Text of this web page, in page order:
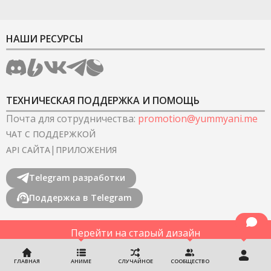
ГЛАВНАЯ АНИМЕ СЛУЧАЙНОЕ СООБЩЕСТВО
НАШИ РЕСУРСЫ
ТЕХНИЧЕСКАЯ ПОДДЕРЖКА И ПОМОЩЬ
Почта для сотрудничества: promotion@yummyani.me
ЧАТ С ПОДДЕРЖКОЙ
API САЙТА| ПРИЛОЖЕНИЯ
Telegram разработки
Поддержка в Telegram
Перейти на старый дизайн
©2022-2026YummyAnime.Все права защищены